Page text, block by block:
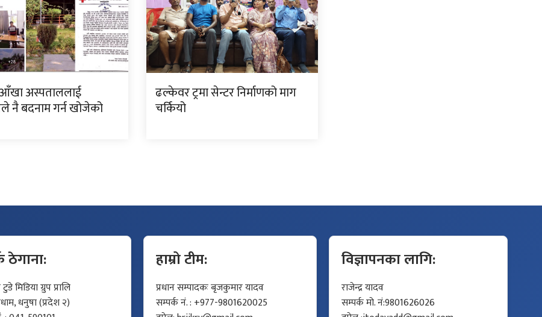
अस्पताललाई
नै बदनाम गर्न खोजेको
ढल्केवर ट्रमा सेन्टर निर्माणको माग
चर्कियो
ठेगाना:
मिडिया ग्रुप प्रालि
धनुषा (प्रदेश २)
हाम्रो टीम:
प्रधान सम्पादकः बृजकुमार यादव
सम्पर्क नं. : +977-9801620025
विज्ञापनका लागि:
राजेन्द्र यादव
सम्पर्क मो. नं:9801626026